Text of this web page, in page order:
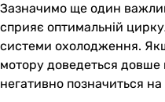
Зазначимо ще один
сприяє оптимальній
системи охолодження.
мотору доведеться
негативно позначиться